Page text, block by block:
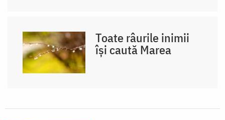
Toate râurile inimii
își caută Marea